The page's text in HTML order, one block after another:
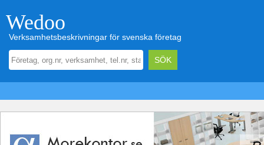
Wedoo
Verksamhetsbeskrivningar för svenska företag